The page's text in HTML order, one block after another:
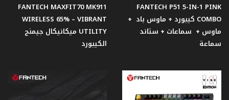
FANTECH P51 5-IN-1 PINK
COMBO كيبورد + ماوس باد +
ماوس + سماعات + ستاند
سماعة
FANTECH MAXFIT70 MK911
WIRELESS 65% – VIBRANT
UTILITY ميكانيكال جيمنج
الكيبورد
Office
Product